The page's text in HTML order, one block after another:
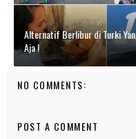
Alternatif Berlibur di Turki
Aja !
NO COMMENTS:
POST A COMMENT